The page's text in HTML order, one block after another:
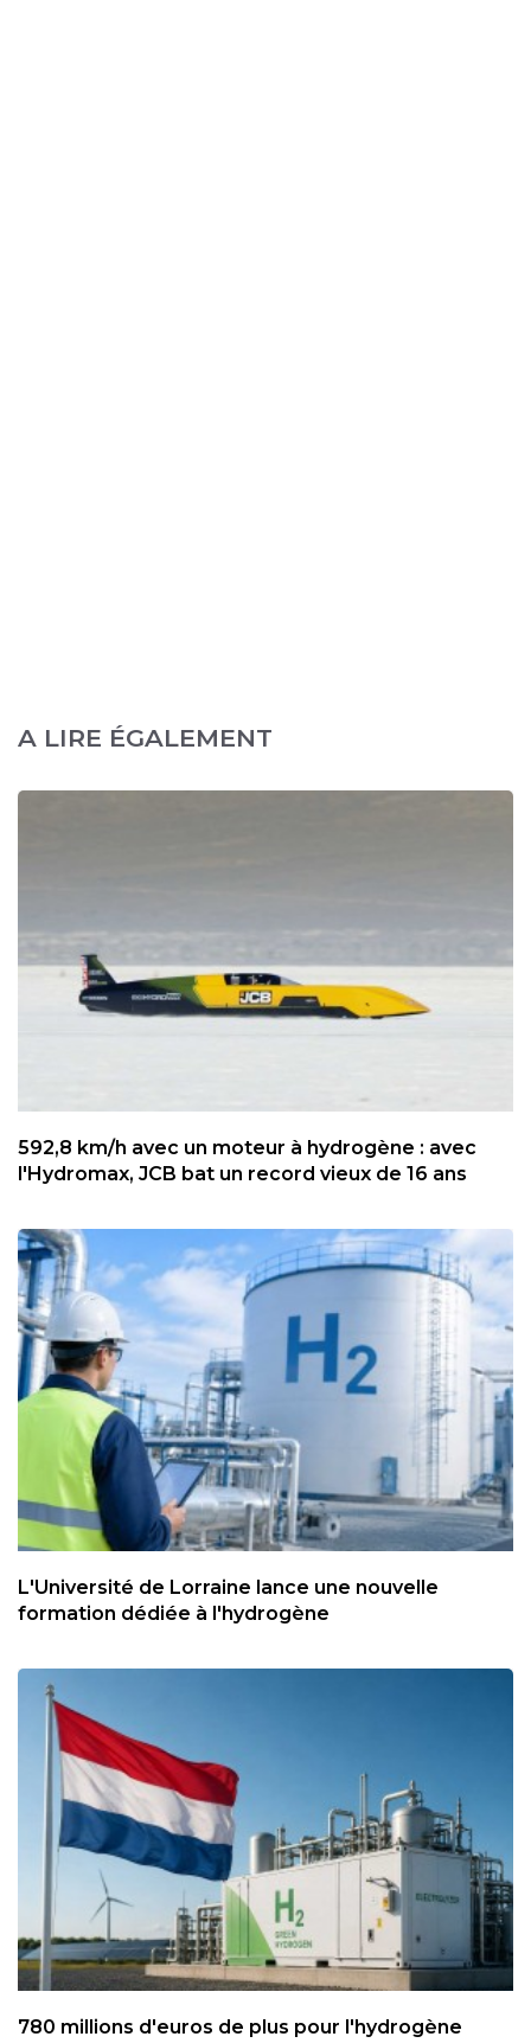
A LIRE ÉGALEMENT
592,8 km/h avec un moteur à hydrogène : avec
l'Hydromax, JCB bat un record vieux de 16 ans
L'Université de Lorraine lance une nouvelle
formation dédiée à l'hydrogène
780 millions d'euros de plus pour l'hydrogène